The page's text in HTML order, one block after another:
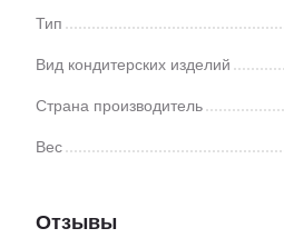
Тип
Вид кондитерских изделий
Страна производитель
Вес
Отзывы